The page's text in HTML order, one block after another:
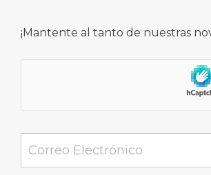
¡Mantente al tanto de nuestras